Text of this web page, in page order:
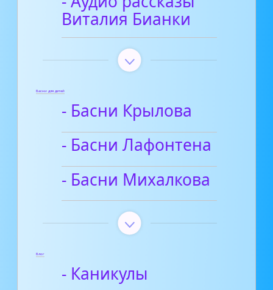
Виталия Бианки
Басни для детей
- Басни Крылова
- Басни Лафонтена
- Басни Михалкова
Блог
- Каникулы